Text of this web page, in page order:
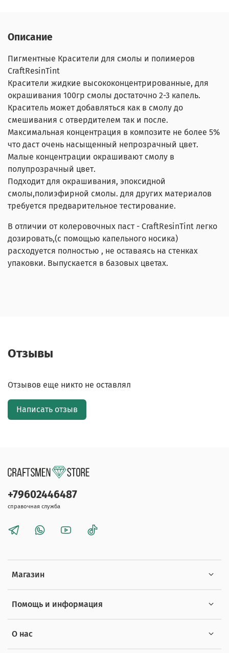
Описание
Пигментные Красители для смолы и полимеров
CraftResinTint
Красители жидкие высококонцентрированные, для
окрашивания 100гр смолы достаточно 2-3 капель.
Краситель может добавляться как в смолу до
смешивания с отвердителем так и после.
Максимальная концентрация в композите не более 5%
что даст очень насыщенный непрозрачный цвет.
Малые концентрации окрашивают смолу в
полупрозрачный цвет.
Подходит для окрашивания, эпоксидной
смолы,полиэфирной смолы. для других материалов
требуется предварительное тестирование.
В отличии от колеровочных паст - CraftResinTint легко
дозировать,(с помощью капельного носика)
расходуется полностью , не оставаясь на стенках
упаковки. Выпускается в базовых цветах.
Отзывы
Отзывов еще никто не оставлял
Написать отзыв
Магазин
Помощь и информация
О нас
+79602446487
справочная служба